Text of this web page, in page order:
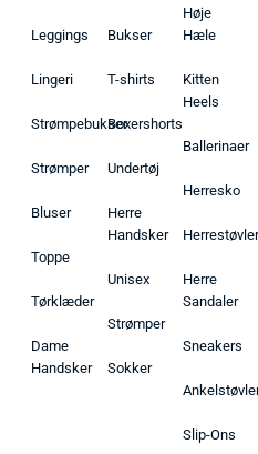
Leggings
Lingeri
Strømpebukser
Strømper
Bluser
Toppe
Tørklæder
Dame
Handsker
Bukser
T-shirts
Boxershorts
Undertøj
Herre
Handsker
Unisex
Strømper
Sokker
Høje
Hæle
Kitten
Heels
Ballerinaer
Herresko
Herre
Sandaler
Sneakers
Slip-Ons